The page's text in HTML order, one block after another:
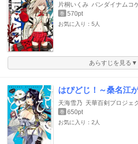
片桐いくみ バンダイナムコ
巻 570pt
お気に入り：5人
あらすじを見る▼
はぴどじ！～桑名江
天海雪乃 天華百剣プロジェ
巻 650pt
お気に入り：2人